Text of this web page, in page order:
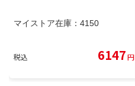
マイストア在庫： 4150
税込 6147円